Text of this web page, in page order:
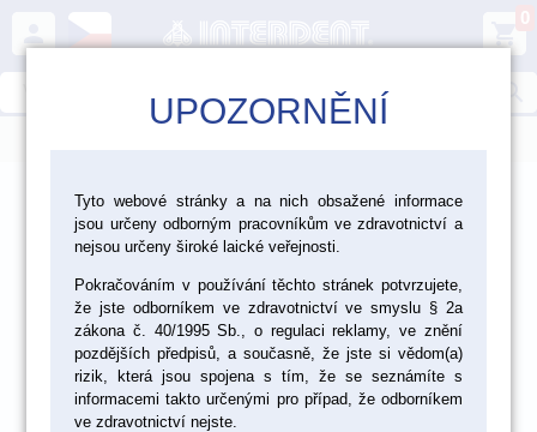
person shopping_cart
0
> Ordinace > Nástroje > Kofferdamy
UPOZORNĚNÍ
Tyto webové stránky a na nich obsažené informace
jsou určeny odborným pracovníkům ve zdravotnictví a
nejsou určeny široké laické veřejnosti.
Pokračováním v používání těchto stránek potvrzujete,
že jste odborníkem ve zdravotnictví ve smyslu § 2a
zákona č. 40/1995 Sb., o regulaci reklamy, ve znění
pozdějších předpisů, a současně, že jste si vědom(a)
rizik, která jsou spojena s tím, že se seznámíte s
informacemi takto určenými pro případ, že odborníkem
ve zdravotnictví nejste.